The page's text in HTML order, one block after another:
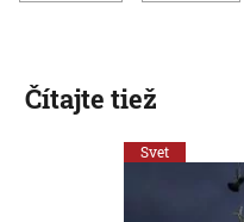
Čítajte tiež
Svet